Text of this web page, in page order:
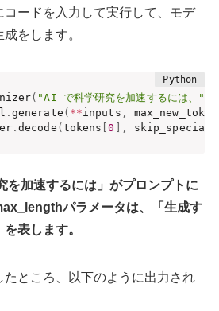
ードを入力して実行して、モデ
をします。
( "AI で科学研究を加速するには、"
. generate ( **inputs ,
.decode ( tokens [0 ,
を加速するには」がプロンプトに
パラメータは、「生成す
表します。
たところ、以下のように出力され